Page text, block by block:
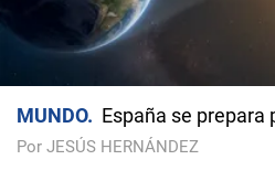
MUNDO España se prepara
Por JESÚS HERNÁNDEZ